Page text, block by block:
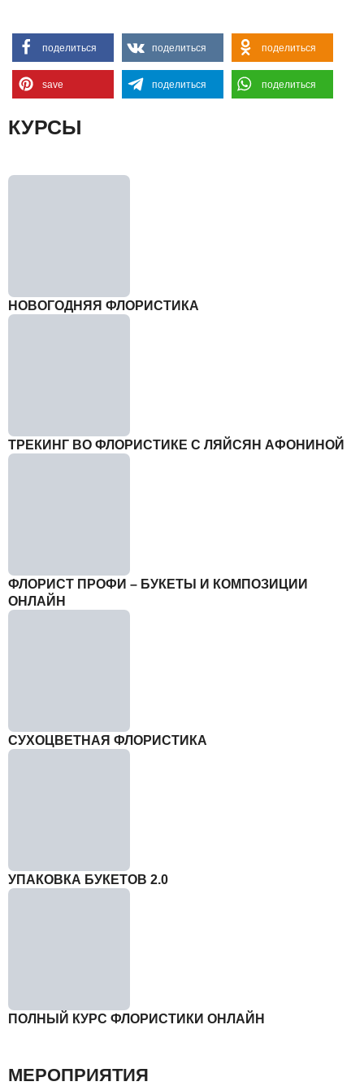
поделиться поделиться поделиться
save поделиться поделиться
КУРСЫ
НОВОГОДНЯЯ ФЛОРИСТИКА
ТРЕКИНГ ВО ФЛОРИСТИКЕ С ЛЯЙСЯН АФОНИНОЙ
ФЛОРИСТ ПРОФИ – БУКЕТЫ И КОМПОЗИЦИИ
ОНЛАЙН
СУХОЦВЕТНАЯ ФЛОРИСТИКА
УПАКОВКА БУКЕТОВ 2.0
ПОЛНЫЙ КУРС ФЛОРИСТИКИ ОНЛАЙН
МЕРОПРИЯТИЯ